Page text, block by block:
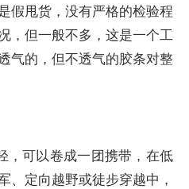
假甩货，没有严格的检验程
，但一般不多，这是一个工
气的，但不透气的胶条对整
，可以卷成一团携带，在低
、定向越野或徒步穿越中，